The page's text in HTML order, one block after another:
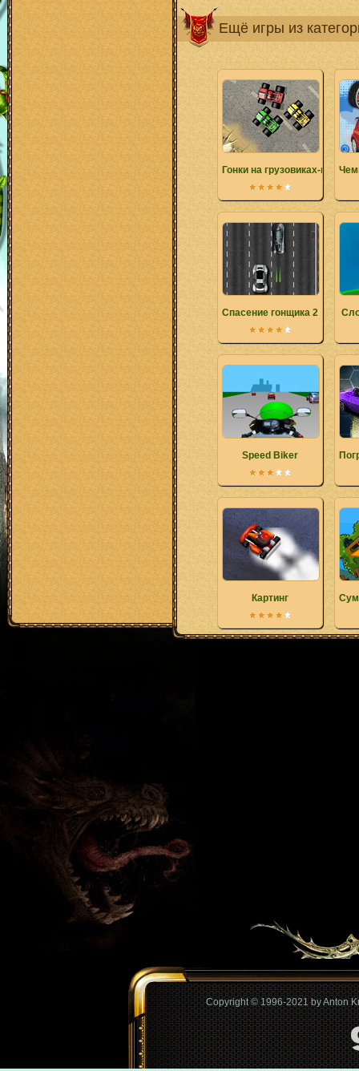
Ещё игры из
Гонки на грузовиках-
Спасение гонщика 2
Speed Biker
Картинг
Copyright © 1996-2021 by Anton